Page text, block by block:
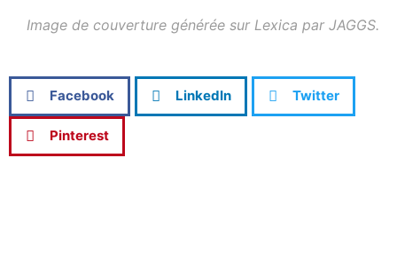
Image de couverture générée sur Lexica par JAGGS.
Facebook LinkedIn Twitter
Pinterest